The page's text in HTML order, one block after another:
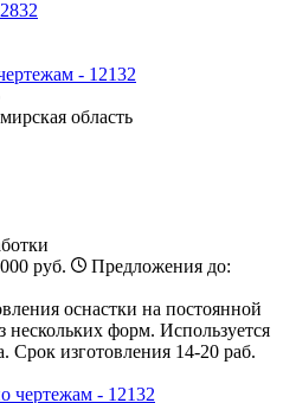
- 12132
область
руб.
Предложения до:
оснастки на постоянной
нескольких форм. Используется
Срок изготовления 14-20 раб.